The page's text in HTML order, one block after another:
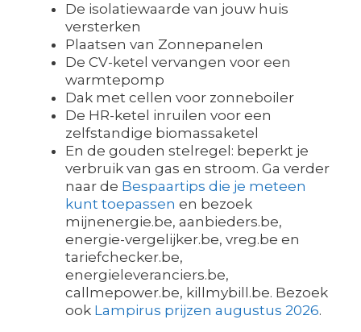
De isolatiewaarde van jouw huis
versterken
Plaatsen van Zonnepanelen
De CV-ketel vervangen voor een
warmtepomp
Dak met cellen voor zonneboiler
De HR-ketel inruilen voor een
zelfstandige biomassaketel
En de gouden stelregel: beperkt je
verbruik van gas en stroom. Ga verder
naar de Bespaartips die je meteen
kunt toepassen en bezoek
mijnenergie.be, aanbieders.be,
energie-vergelijker.be, vreg.be en
tariefchecker.be,
energieleveranciers.be,
callmepower.be, killmybill.be. Bezoek
ook Lampirus prijzen augustus 2026.